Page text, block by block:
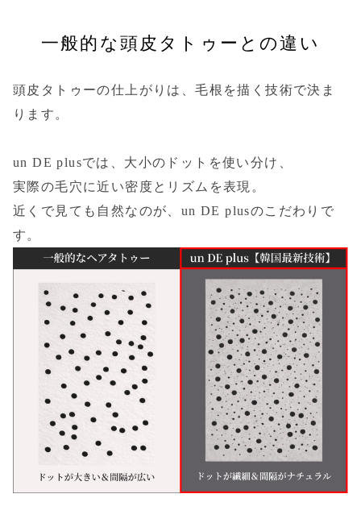
一般的な頭皮タトゥーとの違い
頭皮タトゥーの仕上がりは、毛根を描く技術で決ま
ります。
un DE plusでは、大小のドットを使い分け、
実際の毛穴に近い密度とリズムを表現。
近くで見ても自然なのが、un DE plusのこだわりで
す。